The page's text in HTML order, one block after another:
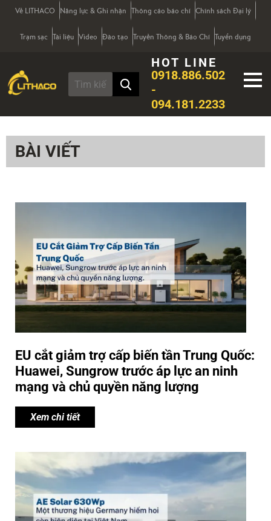
Về LITHACO Năng lực & Ghi nhận Thông cáo báo chí Chính sách Đại lý
Trạm sạc Tài liệu Video Đào tạo Truyền Thông & Báo Chí Tuyển dụng
HOT LINE
0918.886.502
-
094.181.2233
BÀI VIẾT
EU cắt giảm trợ cấp biến tần Trung Quốc:
Huawei, Sungrow trước áp lực an ninh
mạng và chủ quyền năng lượng
Xem chi tiết